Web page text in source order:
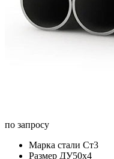
по запросу
Марка стали Ст3
Размер ДУ50х4